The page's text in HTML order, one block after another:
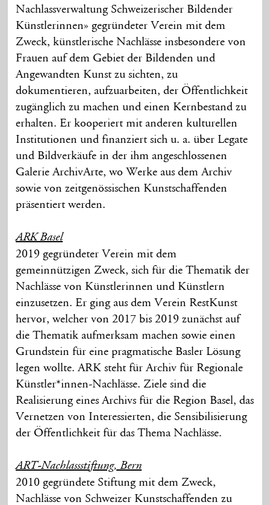
Nachlassverwaltung Schweizerischer Bildender
Künstlerinnen» gegründeter Verein mit dem
Zweck, künstlerische Nachlässe insbesondere von
Frauen auf dem Gebiet der Bildenden und
Angewandten Kunst zu sichten, zu
dokumentieren, aufzuarbeiten, der Öffentlichkeit
zugänglich zu machen und einen Kernbestand zu
erhalten. Er kooperiert mit anderen kulturellen
Institutionen und finanziert sich u. a. über Legate
und Bildverkäufe in der ihm angeschlossenen
Galerie ArchivArte, wo Werke aus dem Archiv
sowie von zeitgenössischen Kunstschaffenden
präsentiert werden.
ARK Basel
2019 gegründeter Verein mit dem
gemeinnützigen Zweck, sich für die Thematik der
Nachlässe von Künstlerinnen und Künstlern
einzusetzen. Er ging aus dem Verein RestKunst
hervor, welcher von 2017 bis 2019 zunächst auf
die Thematik aufmerksam machen sowie einen
Grundstein für eine pragmatische Basler Lösung
legen wollte. ARK steht für Archiv für Regionale
Künstler*innen-Nachlässe. Ziele sind die
Realisierung eines Archivs für die Region Basel, das
Vernetzen von Interessierten, die Sensibilisierung
der Öffentlichkeit für das Thema Nachlässe.
ART-Nachlassstiftung, Bern
2010 gegründete Stiftung mit dem Zweck,
Nachlässe von Schweizer Kunstschaffenden zu